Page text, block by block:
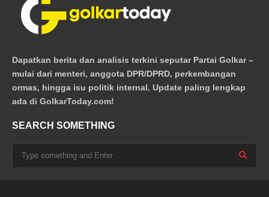
Dapatkan berita dan analisis terkini seputar Partai Golkar –
mulai dari menteri, anggota DPR/DPRD, perkembangan
ormas, hingga isu politik internal. Update paling lengkap
ada di GolkarToday.com!
SEARCH SOMETHING